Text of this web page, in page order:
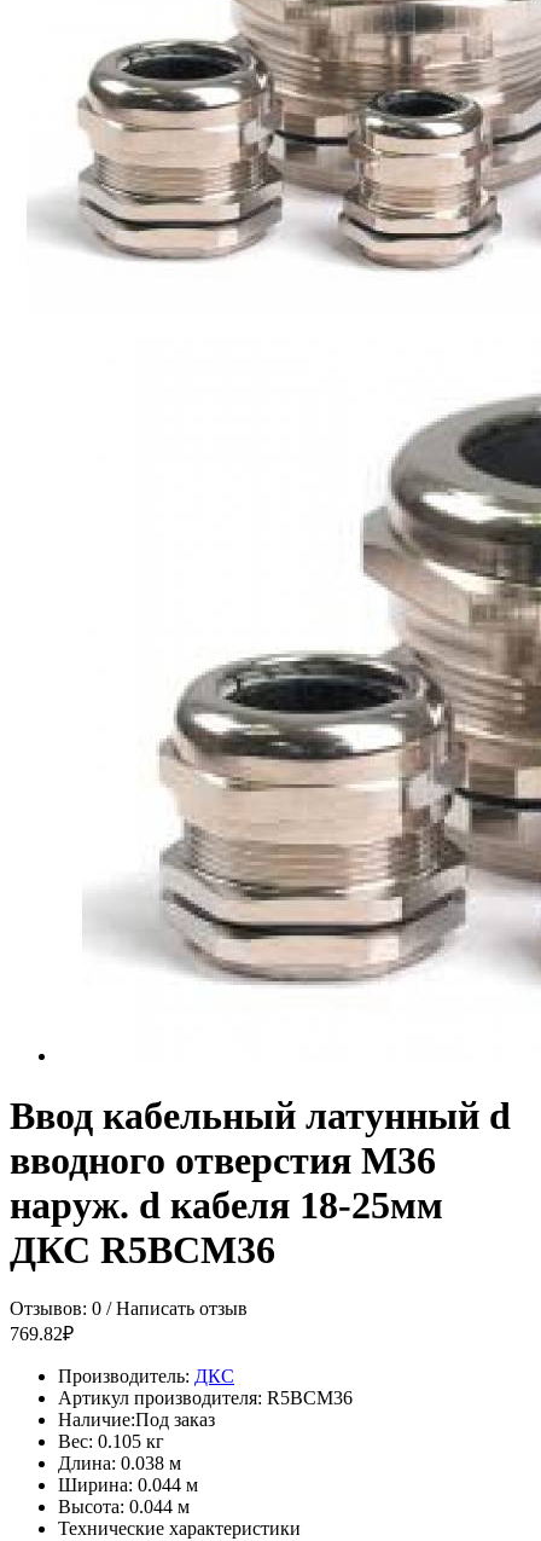
Ввод кабельный латунный d
вводного отверстия М36
наруж. d кабеля 18-25мм
ДКС R5BCM36
Отзывов: 0 /Написать отзыв
769.82₽
Производитель: ДКС
Артикул производителя: R5BCM36
Наличие:Под заказ
Вес: 0.105 кг
Длина: 0.038 м
Ширина: 0.044 м
Высота: 0.044 м
Технические характеристики